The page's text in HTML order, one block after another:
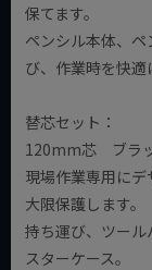
保てます。
ペンシル本体、
び、作業時を快適
替芯セット：
120mm芯 ブラ
現場作業専用に
大限保護します。
持ち運び、ツー
スターケース。